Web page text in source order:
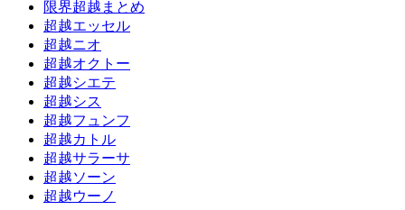
限界超越まとめ
超越エッセル
超越ニオ
超越オクトー
超越シエテ
超越シス
超越フュンフ
超越カトル
超越サラーサ
超越ソーン
超越ウーノ